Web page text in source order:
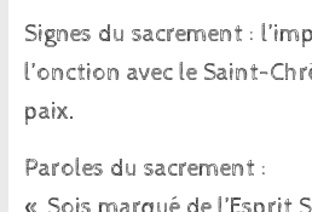
Signes du sacrement :
l’onction avec le Saint-
paix.
Paroles du sacrement :